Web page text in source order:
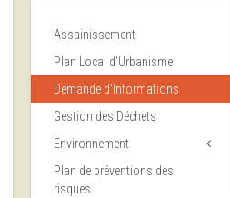
Assainissement
Plan Local d'Urbanisme
Demande d'Informations
Gestion des Déchets
Environnement
Plan de préventions des
risques